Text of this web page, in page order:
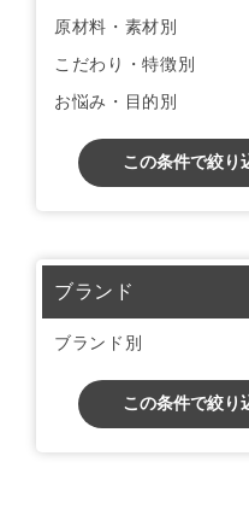
原材料・素材別
こだわり・特徴別
お悩み・目的別
この条件で絞り
ブランド
ブランド別
この条件で絞り